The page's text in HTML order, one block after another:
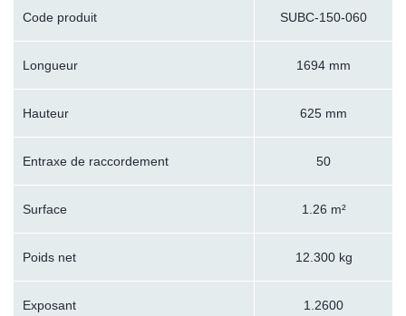
Code produit SUBC-150-060
Longueur 1694 mm
Hauteur 625 mm
Entraxe de raccordement 50
Surface 1.26 m²
Poids net 12.300 kg
Exposant 1.2600